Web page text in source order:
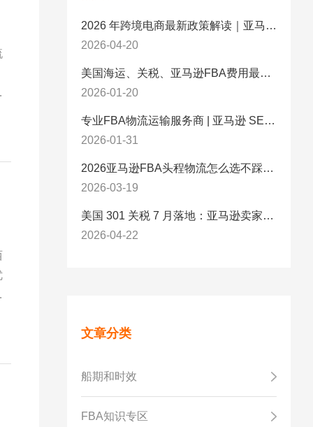
2026 年跨境电商最新政策解读｜亚马逊卖家必看：合规、成本与物流新机遇
2026-04-20
美国海运、关税、亚马逊FBA费用最新政策解读与应对策略（2026版）
2026-01-20
专业FBA物流运输服务商 | 亚马逊 SEND 官方合作伙伴纽酷国际物流
2026-01-31
2026亚马逊FBA头程物流怎么选不踩坑？SEND/FIST/SPN官方认证物流商，只有这家敢承诺“准达率第一”
2026-03-19
美国 301 关税 7 月落地：亚马逊卖家必看的 5 项合规标准与稳交付方案
2026-04-22
文章分类
船期和时效
FBA知识专区